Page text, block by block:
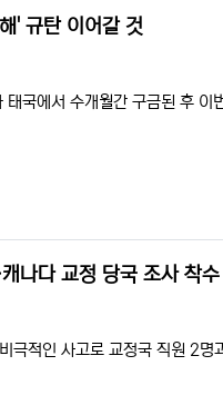
' 규탄 이어갈 것
국에서 수개월간 구금된 후 이
나다 교정 당국 조사 착수
극적인 사고로 교정국 직원 2명